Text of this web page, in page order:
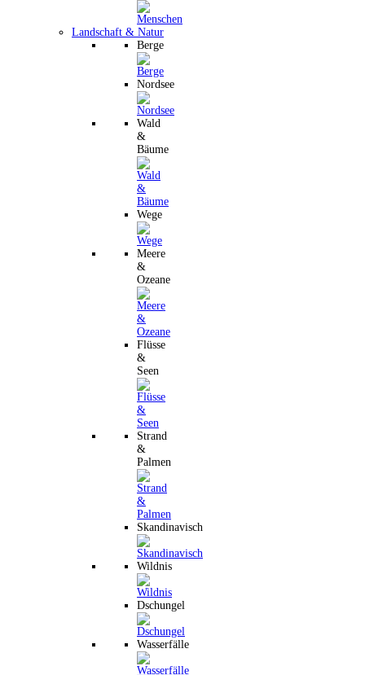
Landschaft & Natur
Berge
Nordsee
Wald
&
Bäume
Wege
Meere
&
Ozeane
Flüsse
&
Seen
Strand
&
Palmen
Skandinavisch
Wildnis
Dschungel
Wasserfälle